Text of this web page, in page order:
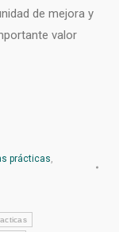
de mejora y
valor
prácticas,